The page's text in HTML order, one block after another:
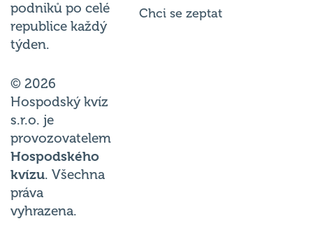
podniků po celé
republice každý
týden.
© 2026
Hospodský kvíz
s.r.o. je
provozovatelem
Hospodského
kvízu. Všechna
práva
vyhrazena.
Chci se zeptat